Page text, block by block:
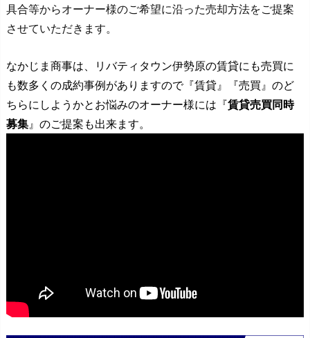
具合等からオーナー様のご希望に沿った売却方法をご提案
させていただきます。
なかじま商事は、リバティタウン伊勢原の賃貸にも売買に
も数多くの成約事例がありますので『賃貸』『売買』のど
ちらにしようかとお悩みのオーナー様には『賃貸売買同時
募集』のご提案も出来ます。